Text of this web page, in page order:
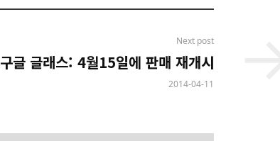
Next post
구글 글래스: 4월15일에 판매 재개시
2014-04-11